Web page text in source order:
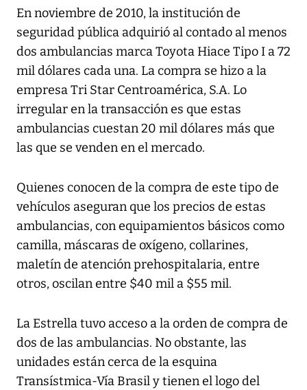
En noviembre de 2010, la institución de
seguridad pública adquirió al contado al menos
dos ambulancias marca Toyota Hiace Tipo I a 72
mil dólares cada una. La compra se hizo a la
empresa Tri Star Centroamérica, S.A. Lo
irregular en la transacción es que estas
ambulancias cuestan 20 mil dólares más que
las que se venden en el mercado.
Quienes conocen de la compra de este tipo de
vehículos aseguran que los precios de estas
ambulancias, con equipamientos básicos como
camilla, máscaras de oxígeno, collarines,
maletín de atención prehospitalaria, entre
otros, oscilan entre $40 mil a $55 mil.
La Estrella tuvo acceso a la orden de compra de
dos de las ambulancias. No obstante, las
unidades están cerca de la esquina
Transístmica-Vía Brasil y tienen el logo del